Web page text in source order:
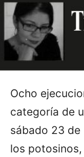
Ocho
categoría de
sábado 23
los